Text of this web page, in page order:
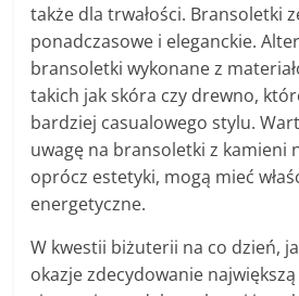
także dla trwałości. Bransoletki
ponadczasowe i eleganckie.
bransoletki wykonane z
takich jak skóra czy drewno,
bardziej casualowego stylu.
uwagę na bransoletki z kamieni
oprócz estetyki, mogą mieć
energetyczne.
W kwestii biżuterii na co dzień,
okazje zdecydowanie